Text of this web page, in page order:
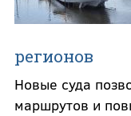
регионов
Новые суда
маршрутов и